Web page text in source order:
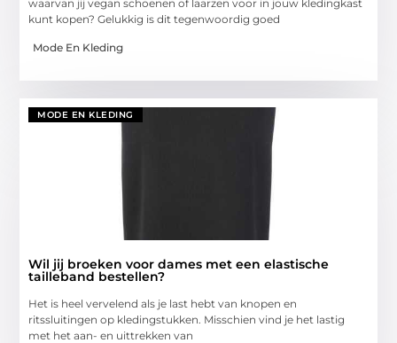
waarvan jij vegan schoenen of laarzen voor in jouw kledingkast
kunt kopen? Gelukkig is dit tegenwoordig goed
Mode En Kleding
MODE EN KLEDING
Wil jij broeken voor dames met een elastische
tailleband bestellen?
Het is heel vervelend als je last hebt van knopen en
ritssluitingen op kledingstukken. Misschien vind je het lastig
met het aan- en uittrekken van